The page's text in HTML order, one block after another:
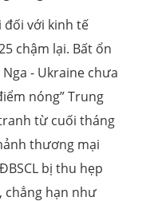
đối với kinh tế
chậm lại. Bất ổn
- Ukraine chưa
nóng” Trung
từ cuối tháng
thương mại
bị thu hẹp
chẳng hạn như